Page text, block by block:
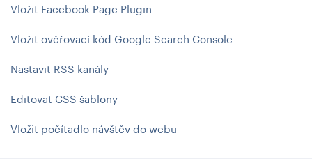
Vložit Facebook Page Plugin
Vložit ověřovací kód Google Search Console
Nastavit RSS kanály
Editovat CSS šablony
Vložit počítadlo návštěv do webu